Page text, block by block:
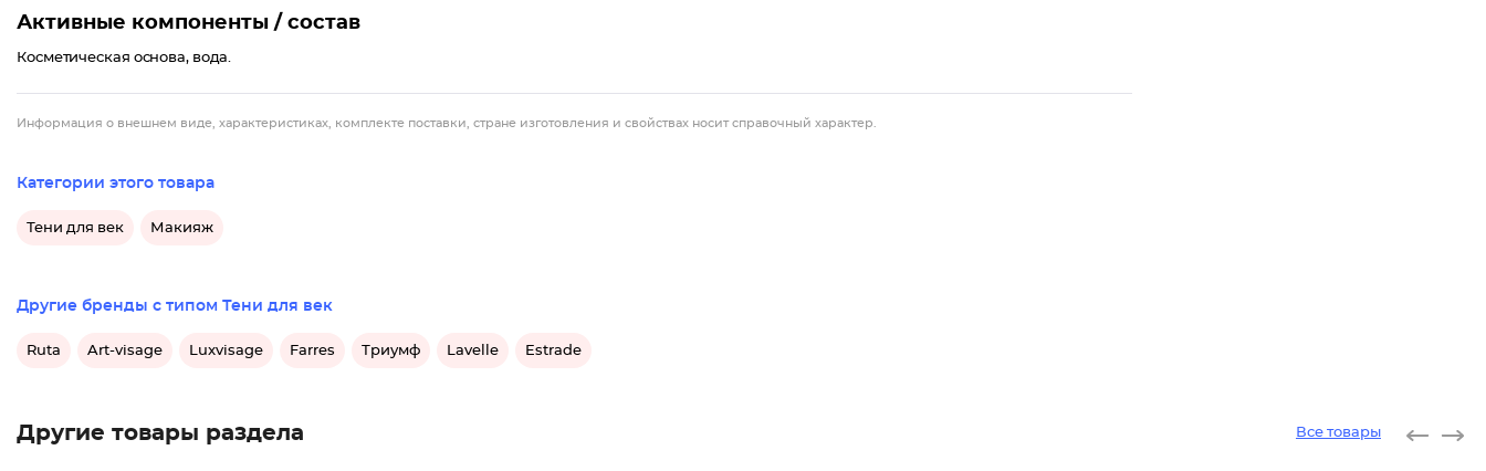
Активные компоненты / состав
Косметическая основа, вода.
Информация о внешнем виде, характеристиках, комплекте поставки, стране изготовления и свойствах носит справочный характер.
Категории этого товара
Тени для век Макияж
Другие бренды с типом Тени для век
Ruta Art-visage Luxvisage Farres Триумф Lavelle Estrade
Другие товары раздела Все товары